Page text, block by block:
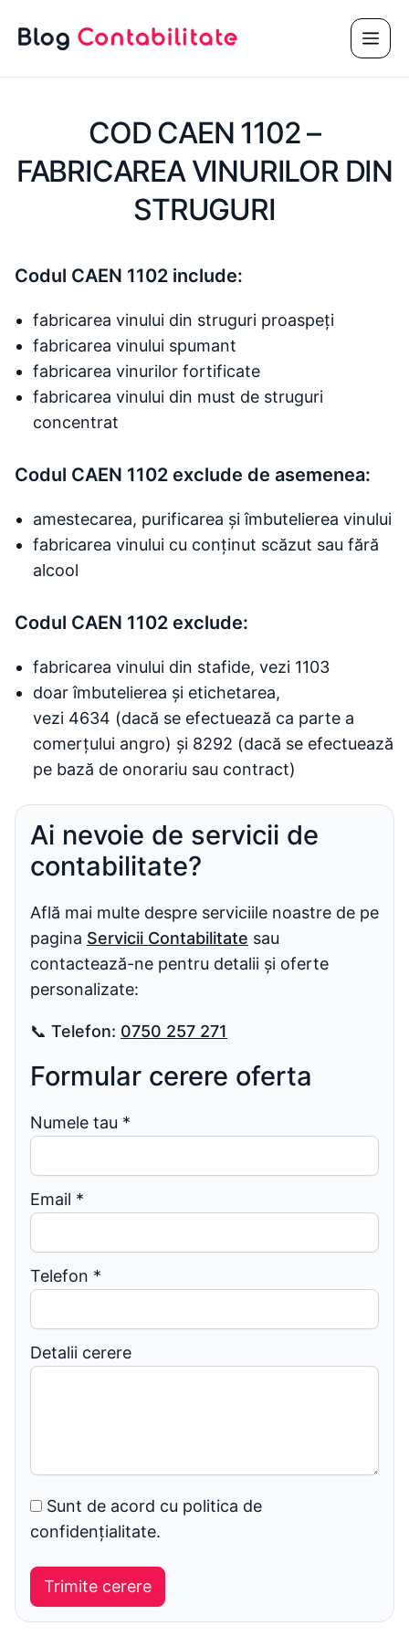
COD CAEN 1102 –
FABRICAREA VINURILOR DIN
STRUGURI
Codul CAEN 1102 include:
fabricarea vinului din struguri proaspeți
fabricarea vinului spumant
fabricarea vinurilor fortificate
fabricarea vinului din must de struguri
concentrat
Codul CAEN 1102 exclude de asemenea:
amestecarea, purificarea și îmbutelierea vinului
fabricarea vinului cu conținut scăzut sau fără
alcool
Codul CAEN 1102 exclude:
fabricarea vinului din stafide, vezi 1103
doar îmbutelierea și etichetarea,
vezi 4634 (dacă se efectuează ca parte a
comerțului angro) și 8292 (dacă se efectuează
pe bază de onorariu sau contract)
Ai nevoie de servicii de
contabilitate?
Află mai multe despre serviciile noastre de pe
pagina Servicii Contabilitate sau
contactează-ne pentru detalii și oferte
personalizate:
📞 Telefon: 0750 257 271
Formular cerere oferta
Numele tau *
Email *
Telefon *
Detalii cerere
Sunt de acord cu politica de
confidențialitate.